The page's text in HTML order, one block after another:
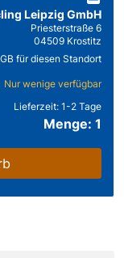
Leipzig GmbH
Priesterstraße 6
04509 Krostitz
für diesen Standort
Nur wenige verfügbar
Lieferzeit: 1-2 Tage
Menge: 1